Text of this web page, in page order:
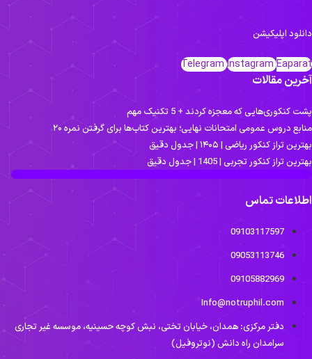
اپلیکیشن
TelegramInstagram
مقالات
کنکوری‌هایی که معجزه کردند + 5 تکنیک مهم
دروس عمومی امتحانات نهایی؛ بهترین کتاب‌ها برای گرفتن نمره ۲۰
تراز کنکور ریاضی | ۱۴۰۵ | جدول دقیق
تراز کنکور تجربی | 1405 | جدول دقیق
تماس
09103117597
09053113746
09105882969
Info@notruphil.com
دفتر مرکزی: همدان، خیابان تختی، نبش کوچه حسینیه، موسسه غیر تجاری
سرامدان راه دانش (نوتروفیل)